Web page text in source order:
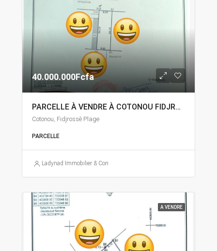
40.000.000Fcfa
PARCELLE À VENDRE À COTONOU FIDJROSSÈ
Cotonou, Fidjrossè Plage
PARCELLE
Ladynad Immobilier & Construction
A VENDRE